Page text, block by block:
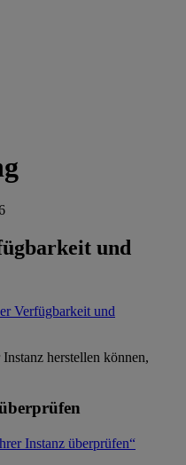
und
Verfügbarkeit und
herstellen können,
Instanz überprüfen“